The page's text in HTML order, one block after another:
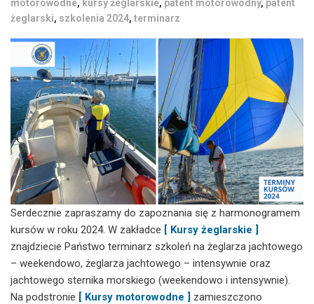
motorowodne, kursy żeglarskie, patent motorowodny, patent
żeglarski, szkolenia 2024, terminarz
Serdecznie zapraszamy do zapoznania się z harmonogramem
kursów w roku 2024. W zakładce [ Kursy żeglarskie ]
znajdziecie Państwo terminarz szkoleń na żeglarza jachtowego
– weekendowo, żeglarza jachtowego – intensywnie oraz
jachtowego sternika morskiego (weekendowo i intensywnie).
Na podstronie [ Kursy motorowodne ] zamieszczono